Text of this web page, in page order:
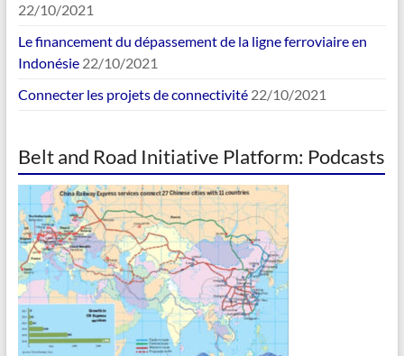
22/10/2021
Le financement du dépassement de la ligne ferroviaire en
Indonésie 22/10/2021
Connecter les projets de connectivité 22/10/2021
Belt and Road Initiative Platform: Podcasts